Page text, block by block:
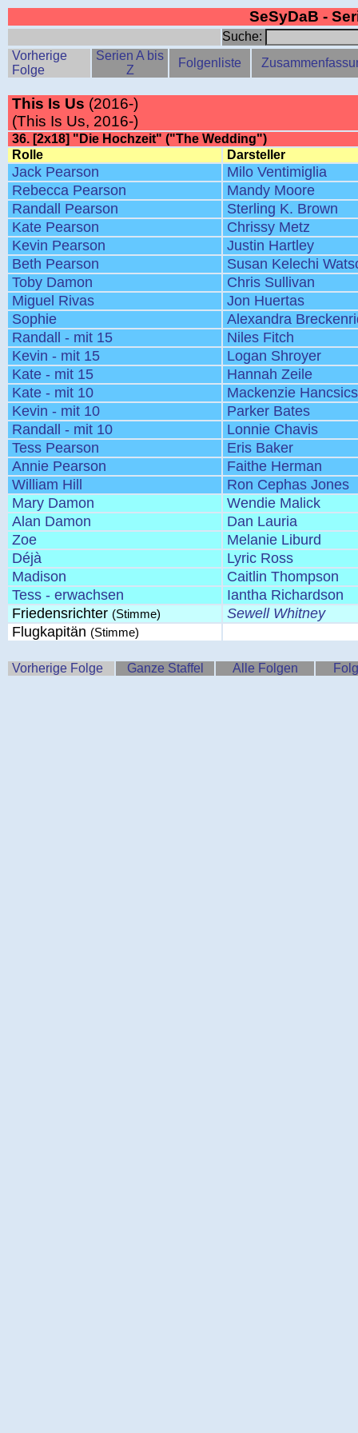
SeSyDaB -
Suche:
Vorherige
Folge
Serien A bis
Z
Folgenliste
This Is Us (2016-)
(This Is Us, 2016-)
36. [2x18] "Die Hochzeit" ("The Wedding")
Rolle
Darsteller
Jack Pearson
Milo Ventimiglia
Rebecca Pearson
Mandy Moore
Randall Pearson
Sterling K. Brown
Kate Pearson
Chrissy Metz
Kevin Pearson
Justin Hartley
Beth Pearson
Susan Kelechi
Toby Damon
Chris Sullivan
Miguel Rivas
Jon Huertas
Sophie
Alexandra
Randall - mit 15
Niles Fitch
Kevin - mit 15
Logan Shroyer
Kate - mit 15
Hannah Zeile
Kate - mit 10
Mackenzie
Kevin - mit 10
Parker Bates
Randall - mit 10
Lonnie Chavis
Tess Pearson
Eris Baker
Annie Pearson
Faithe Herman
William Hill
Ron Cephas Jones
Mary Damon
Wendie Malick
Alan Damon
Dan Lauria
Zoe
Melanie Liburd
Déjà
Lyric Ross
Madison
Caitlin Thompson
Tess - erwachsen
Iantha Richardson
Friedensrichter (Stimme)
Sewell Whitney
Flugkapitän (Stimme)
Vorherige Folge Ganze Staffel Alle Folgen